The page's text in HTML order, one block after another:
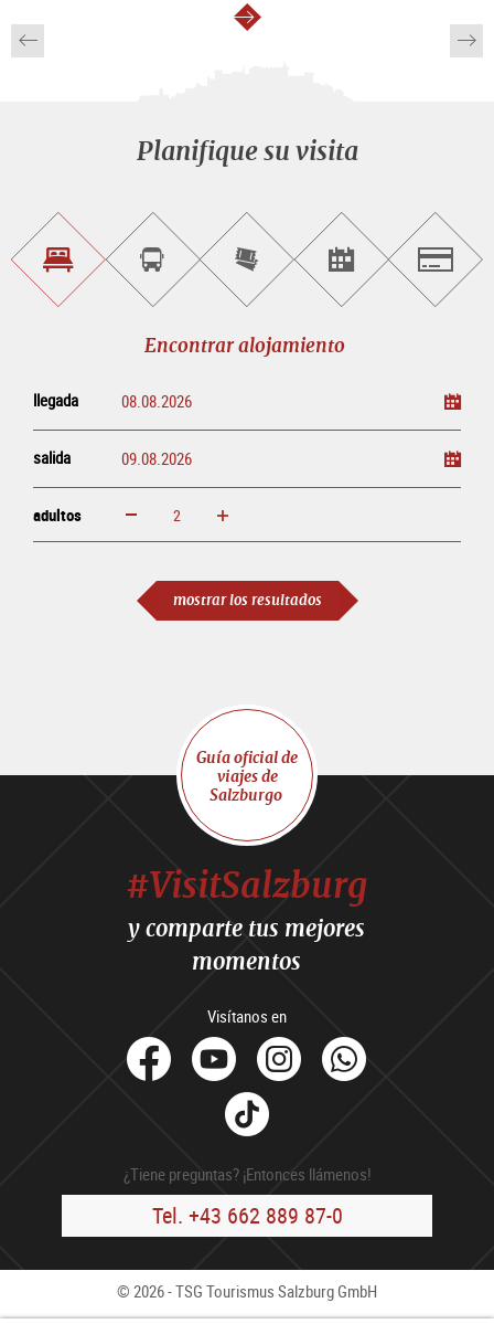
continuar
Planifique su visita
Encontrar
alojamiento
Reservar
visitas
guiadas
Comprar
entradas
en
Encontrar<br>
eventos
Encontrar alojamiento
llegada
salida
adultos aumentar disminuir
mostrar los resultados
Guía oficial de
viajes de
Salzburgo
#VisitSalzburg
y comparte tus mejores
momentos
Visítanos en
facebook
YoutubeInstagram
Tik
Tok
¿Tiene preguntas? ¡Entonces llámenos!
Tel. +43 662 889 87-0
© 2026 - TSG Tourismus Salzburg GmbH